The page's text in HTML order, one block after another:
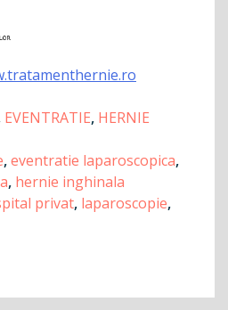
EVENTRATIE, HERNIE
,eventratie laparoscopica,
, hernie inghinala
privat, laparoscopie,